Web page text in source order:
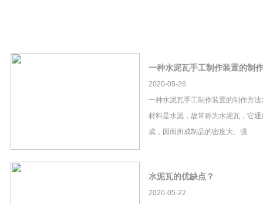
一种水泥瓦手工制作装置的制
2020-05-26
一种水泥瓦手工制作装置的制作方
材料是水泥，故常称为水泥瓦，它
成，因而所成制品的密度大、强
水泥瓦的优缺点？
2020-05-22